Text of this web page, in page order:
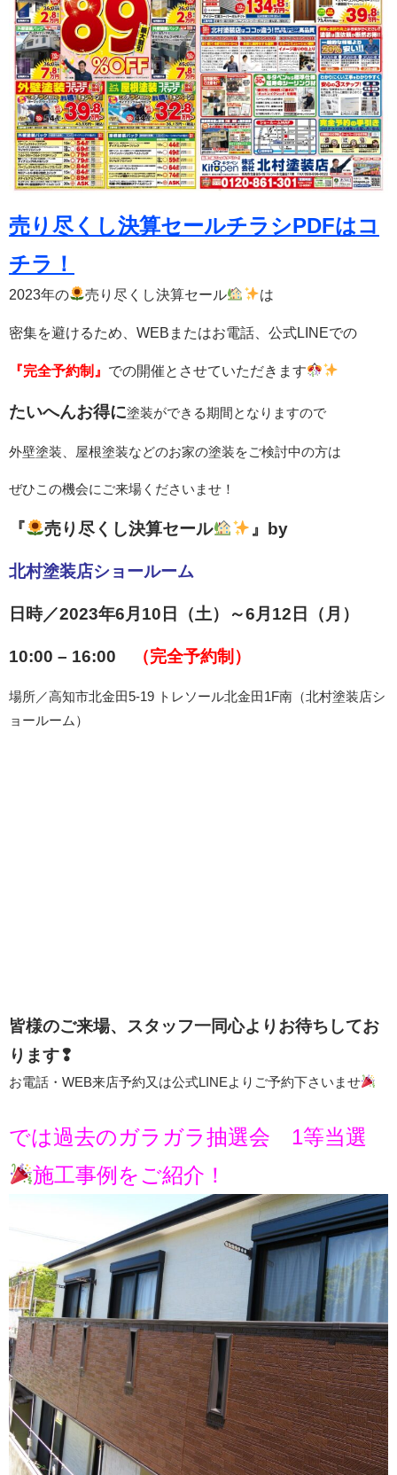
売り尽くし決算セールチラシPDFはコ
チラ！
2023年の 売り尽くし決算セール は
密集を避けるため、 WEBまたはお電話、公式LINEでの
『完全予約制』 での開催とさせていただきます
たいへんお得に塗装ができる期間となりますので
外壁塗装、屋根塗装などのお家の塗装をご検討中の方は
ぜひこの機会にご来場くださいませ！
『 売り尽くし決算セール 』by
北村塗装店ショールーム
日時／2023年6月10日（土）～6月12日（月）
10:00 – 16:00 （完全予約制）
場所／高知市北金田5-19 トレソール北金田1F南（北村塗装店シ
ョールーム）
皆様のご来場、スタッフ一同心よりお待ちしてお
ります❢
お電話・WEB来店予約又は公式LINEよりご予約下さいませ
では過去のガラガラ抽選会 1等当選
施工事例をご紹介！